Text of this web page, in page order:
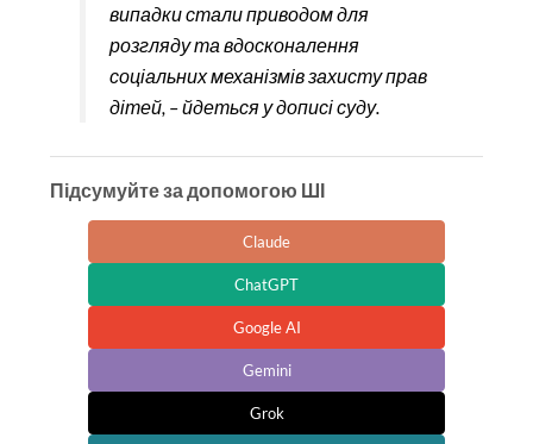
випадки стали приводом для
розгляду та вдосконалення
соціальних механізмів захисту прав
дітей, – йдеться у дописі суду.
Підсумуйте за допомогою ШІ
Claude
ChatGPT
Google AI
Gemini
Grok